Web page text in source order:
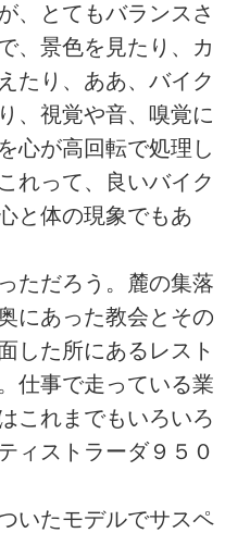
、とてもバランスさ
、景色を見たり、カ
たり、ああ、バイク
、視覚や音、嗅覚に
心が高回転で処理し
れって、良いバイク
と体の現象でもあ
ただろう。麓の集落
にあった教会とその
した所にあるレスト
仕事で走っている業
これまでもいろいろ
ィストラーダ９５０
いたモデルでサスペ